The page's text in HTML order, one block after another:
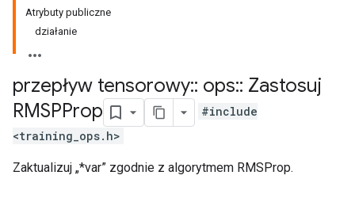
Atrybuty publiczne
działanie
przepływ tensorowy:: ops:: Zastosuj
RMSPProp
#include
<training_ops.h>
Zaktualizuj „*var” zgodnie z algorytmem RMSProp.